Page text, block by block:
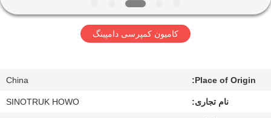
تور
کنترل
کیفیت
کامیون کمپرسی دامپینگ
Place of Origin:
China
نام تجاری: SINOTRUK HOWO